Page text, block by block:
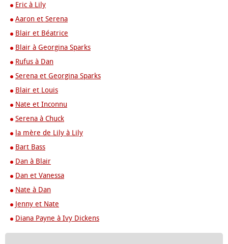
Eric à Lily
Aaron et Serena
Blair et Béatrice
Blair à Georgina Sparks
Rufus à Dan
Serena et Georgina Sparks
Blair et Louis
Nate et Inconnu
Serena à Chuck
la mère de Lily à Lily
Bart Bass
Dan à Blair
Dan et Vanessa
Nate à Dan
Jenny et Nate
Diana Payne à Ivy Dickens